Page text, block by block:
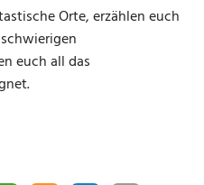
Orte, erzählen euch
euch all das